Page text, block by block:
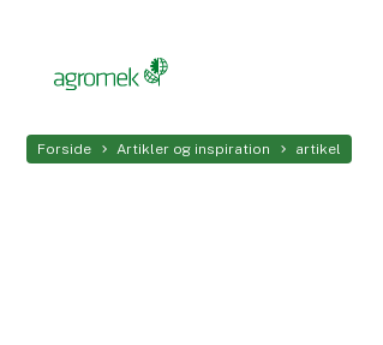
Forside Artikler og inspiration artikel